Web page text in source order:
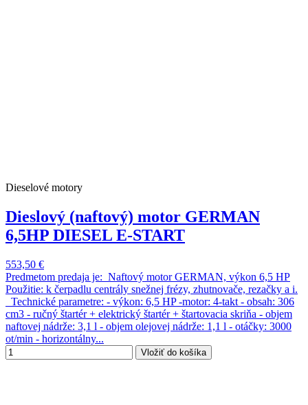
Dieselové motory
Dieslový (naftový) motor GERMAN
6,5HP DIESEL E-START
553,50 €
Predmetom predaja je: Naftový motor GERMAN, výkon 6,5 HP
Použitie: k čerpadlu centrály snežnej frézy, zhutnovače, rezačky a i.
Technické parametre: - výkon: 6,5 HP -motor: 4-takt - obsah: 306
cm3 - ručný štartér + elektrický štartér + štartovacia skriňa - objem
naftovej nádrže: 3,1 l - objem olejovej nádrže: 1,1 l - otáčky: 3000
ot/min - horizontálny...
Vložiť do košíka